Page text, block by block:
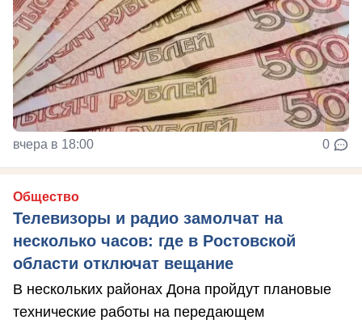
вчера в 18:00 0
Общество
Телевизоры и радио замолчат на
несколько часов: где в Ростовской
области отключат вещание
В нескольких районах Дона пройдут плановые
технические работы на передающем